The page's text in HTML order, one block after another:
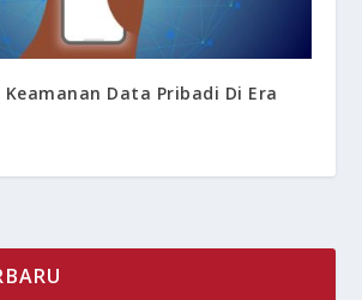
Data Pribadi Di Era